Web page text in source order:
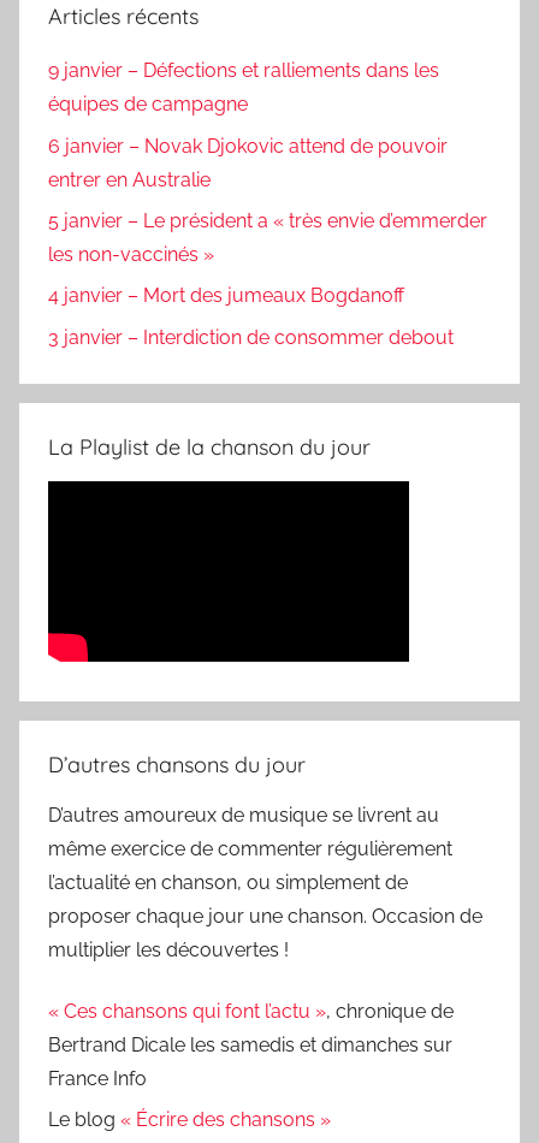
Articles récents
9 janvier – Défections et ralliements dans les
équipes de campagne
6 janvier – Novak Djokovic attend de pouvoir
entrer en Australie
5 janvier – Le président a « très envie d’emmerder
les non-vaccinés »
4 janvier – Mort des jumeaux Bogdanoff
3 janvier – Interdiction de consommer debout
La Playlist de la chanson du jour
D’autres chansons du jour
D’autres amoureux de musique se livrent au
même exercice de commenter régulièrement
l’actualité en chanson, ou simplement de
proposer chaque jour une chanson. Occasion de
multiplier les découvertes !
« Ces chansons qui font l’actu », chronique de
Bertrand Dicale les samedis et dimanches sur
France Info
Le blog « Écrire des chansons »